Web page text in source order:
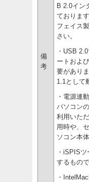
備
考
B 2.0イン
ておりま
フェイス
さい。
・USB
ートおよ
要があり
1.1として
・電源連
パソコン
利用いた
用時や、
ソコン本
・iSPIS
するもの
・